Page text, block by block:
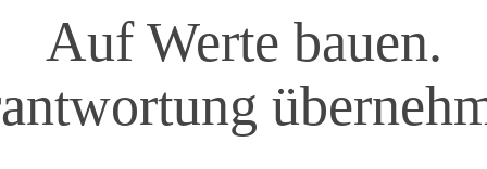
Auf Werte bauen.